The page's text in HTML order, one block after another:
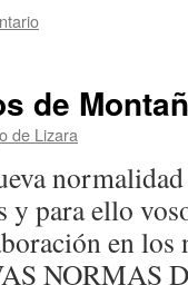
de
de Lizara
y para ello
en los
NORMAS